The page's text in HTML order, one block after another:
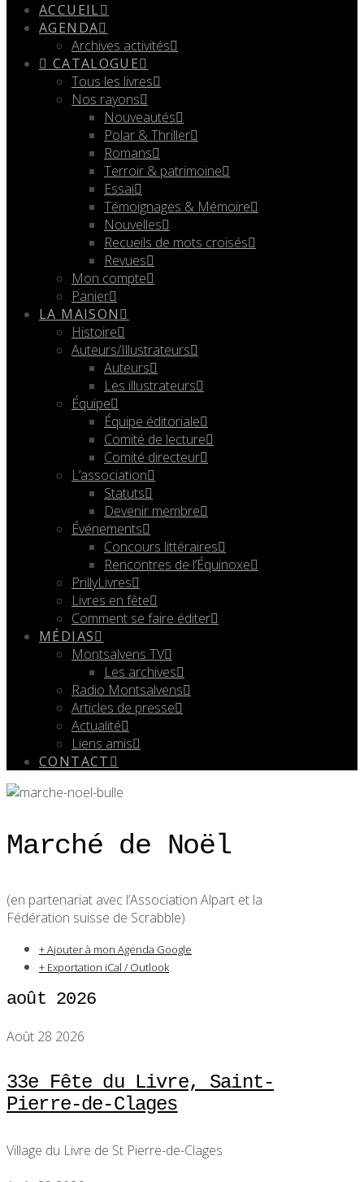
ACCUEIL
AGENDA
Archives activités
CATALOGUE
Tous les livres
Nos rayons
Nouveautés
Polar & Thriller
Romans
Terroir & patrimoine
Essai
Témoignages & Mémoire
Nouvelles
Recueils de mots croisés
Revues
Mon compte
Panier
LA MAISON
Histoire
Auteurs/Illustrateurs
Auteurs
Les illustrateurs
Équipe
Équipe éditoriale
Comité de lecture
Comité directeur
L’association
Statuts
Devenir membre
Événements
Concours littéraires
Rencontres de l’Équinoxe
PrillyLivres
Livres en fête
Comment se faire éditer
MÉDIAS
Montsalvens TV
Les archives
Radio Montsalvens
Articles de presse
Actualité
Liens amis
CONTACT
Marché de Noël
(en partenariat avec l’Association Alpart et la
Fédération suisse de Scrabble)
+ Ajouter à mon Agenda Google
+ Exportation iCal / Outlook
août 2026
Août 28 2026
33e Fête du Livre, Saint-
Pierre-de-Clages
Village du Livre de St Pierre-de-Clages